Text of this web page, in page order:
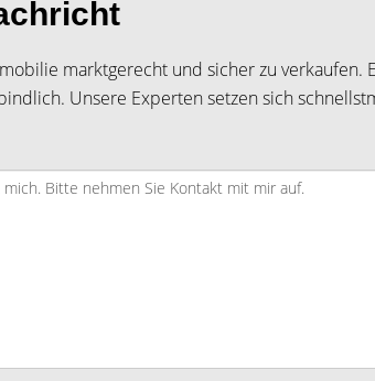
marktgerecht und sicher zu verkaufen.
Unsere Experten setzen sich